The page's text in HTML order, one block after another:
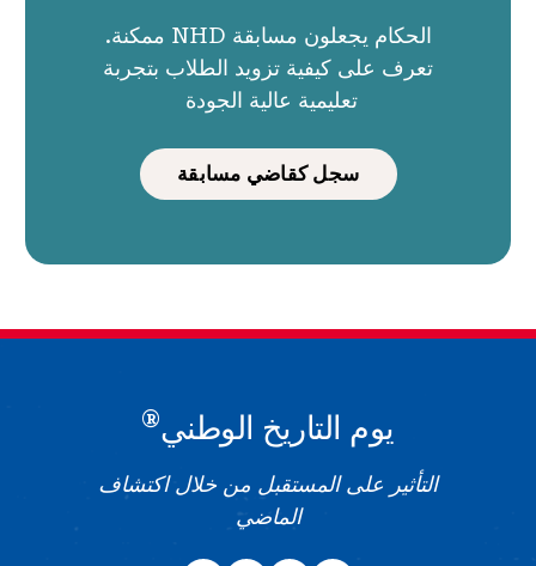
الحكام يجعلون مسابقة NHD ممكنة.
تعرف على كيفية تزويد الطلاب بتجربة
تعليمية عالية الجودة
سجل كقاضي مسابقة
يوم التاريخ الوطني®
التأثير على المستقبل من خلال اكتشاف
الماضي